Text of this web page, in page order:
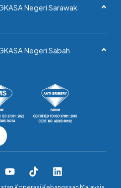
Negeri Sarawak
Negeri Sabah